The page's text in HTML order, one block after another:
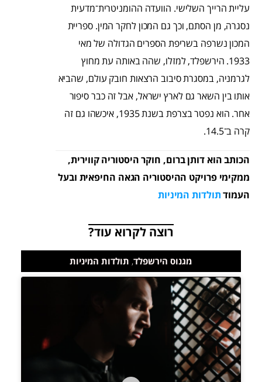
עליית הרייך השלישי. הוועדה ההומניטרית־מדעית
נסגרה, מן הסתם, וכך גם המכון לחקר המין. ספריית
המכון נשרפה בשריפת הספרים הגדולה של מאי
1933. הירשפלד, למזלו, שהה באותה עת מחוץ
לגרמניה, במסגרת סיבוב הרצאות חובק עולם, שהביא
אותו בין השאר גם לארץ ישראל, אבל זה כבר סיפור
אחר. הוא נפטר בצרפת בשנת 1935, איכשהו גם זה
קרה ב־14.5.
הכותב הוא דותן ברום, חוקר היסטוריה קווירית,
ממקימי פרויקט ההיסטוריה הגאה החיפאית ובעל
העמודתולדות המיניות
רוצה לקרוא עוד?
מגנוס הירשפלד, תולדות המיניות